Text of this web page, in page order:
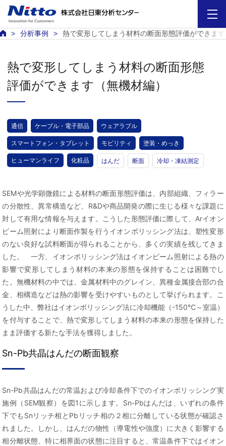
分析事例 熱で変形してしまう材料の断面形態評価ができま
熱で変形してしまう材料の断面形態
評価ができます（無機材編）
通信 ケーブル・電子部品 ウェアラブル
スマートフォン・タブレット モビリティ 塗装・めっき
ヒューマンライフ 化粧品 はんだ 断面 冷却・凍結測定
SEMや光学顕微鏡による材料の断面形態評価は、内部組織、フィラー
の分散性、異常構造など、R&Dや商品開発の際に生じる様々な課題に
対して有用な情報を与えます。こうした形態評価に際して、Arイオン
ビーム照射により断面作製を行うイオンポリッシング法は、塑性変形
のない良好な試料断面が得られることから、多くの実績を残してきま
した。 一方、イオンポリッシング法はイオンビーム照射による熱の
影響で変形してしまう材料の本来の形態を保持することは困難でし
た。無機材料の中では、金属材料中のグレイン、異種金属接合部の合
金、相構造などは熱の影響を受けやすいものとして挙げられます。こ
うした中、弊社はイオンポリッシング法に冷却機能（-150℃～室温）
を付与することで、熱で変形してしまう材料の本来の形態を保持した
まま評価する新たな手法を獲得しました。
Sn-Pb共晶はんだの断面観察
Sn-Pb共晶はんだの常温および冷却条件下でのイオンポリッシング実
施例（SEM観察）を図1に示します。Sn-Pbはんだは、いずれの条件
下でもSnリッチ相とPbリッチ相の２相に分離している状態が確認さ
れました。しかし、はんだの物性（導電性や強度）に大きく影響する
相分離状態、特に相界面の状態に注目すると、常温条件下ではイオン